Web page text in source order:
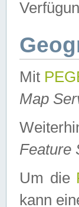
Mit
Map
Feature
Um die
kann